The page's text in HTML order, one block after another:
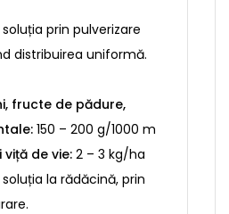
prin pulverizare
distribuirea uniformă.
fructe de pădure,
150 – 200 g/1000 m
de vie: 2 – 3 kg/ha
la rădăcină, prin